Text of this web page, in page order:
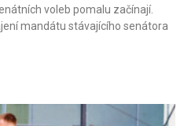
voleb pomalu začínají.
mandátu stávajícího senátora